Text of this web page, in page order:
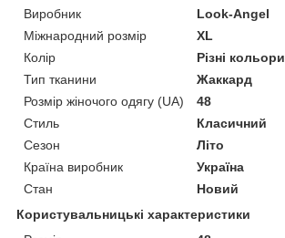
Виробник
Look-Angel
Міжнародний розмір
XL
Колір
Різні кольори
Тип тканини
Жаккард
Розмір жіночого одягу (UA)
48
Стиль
Класичний
Сезон
Літо
Країна виробник
Україна
Стан
Новий
Користувальницькі характеристики